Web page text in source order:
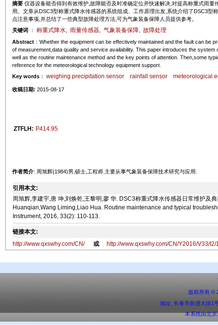
摘要仪器设备能否得到有效维护,故障能否及时准确定位并快速解决,对提高称重式雨
用。文章从DSC3型称重式降水传感器的系统组成、工作原理出发,系统介绍了DSC3型
点注意事项,并总结了一些典型故障处理方法,可为气象装备保障人员提供参考。
关键词
： 称重式降水 雨量传感器, 气象装备保障, 故障处理
Abstract：Whether the equipment can be effectively maintained and the fault can be
of measurement,data quality and service availability. This paper introduces the
well as the routine maintenance method and the key points of attention. Then,some
reference for the meteorological technology equipment support.
Key words： weighing precipitation sensor rainfall sensor meteorological
收稿日期: 2015-08-17
ZTFLH: P414.95
作者简介: 周旭辉(1984)男,硕士,工程师.主要从事气象装备保障技术研究与应用.
引用本文:
周旭辉,李建宇,唐 坤,刘焕乾,王黎明,廖 华. DSC3称重式降水传感器日常维护
Huanqian,Wang Liming,Liao Hua. Routine maintenance and typical
Instrument, 2016, 33(2): 110-113.
链接本文:
http://www.qxswhy.com/CN/
或 http://www.qxswhy.com/CN/Y2016/V33/I2/
版权所有 ©
地址: 长春市前进大街1
本系统由北京